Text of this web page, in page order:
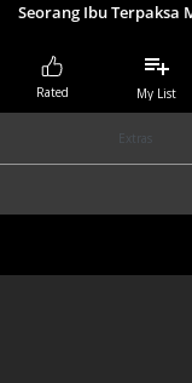
Seorang Ibu Terpaksa
Rated My List
Extras